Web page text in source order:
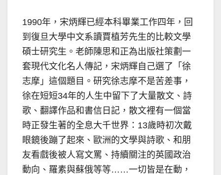
1990年，宋炳輝已經本科畢業工作四年，回
到復旦大學中文系讀賈植芳先生的比較文學
碩士研究生。老師陳思和正為出版社策劃一
套現代文化名人傳記，宋炳輝自己選了「徐
志摩」這個題目。研究徐志摩不是苦差事，
徐在短短34年的人生中留下了大量散文、詩
歌、翻譯作品和書信日記，散文裡有一個當
時正發生著的全息大千世界：13歲時初次戴
眼鏡後蹦了起來、歐洲的文學與詩歌、和朋
友看戲後被人寫文罵、持續關注的英國政治
動向、羅素與蘇俄等等……一切皆是在動，